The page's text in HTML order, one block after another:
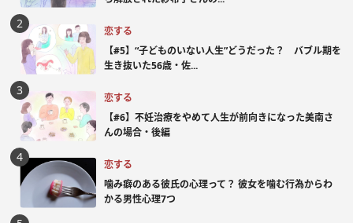
恋する
【#5】“子どものいない人生”どうだった？ バブル期を
生き抜いた56歳・佐...
恋する
【#6】不妊治療をやめて人生が前向きになった美南さ
んの場合・後編
恋する
噛み癖のある彼氏の心理って？ 彼女を噛む行為からわ
かる男性心理7つ